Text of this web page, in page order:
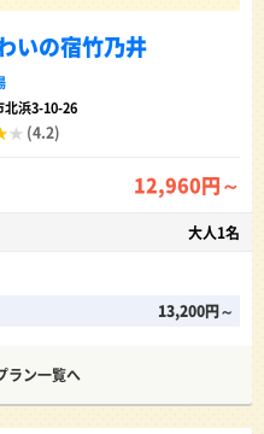
いの宿竹乃井
浜3-10-26
(4.2)
12,960円～
大人1名
13,200円～
ラン一覧へ